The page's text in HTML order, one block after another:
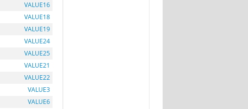
VALUE16
VALUE18
VALUE19
VALUE24
VALUE25
VALUE21
VALUE22
VALUE3
VALUE6